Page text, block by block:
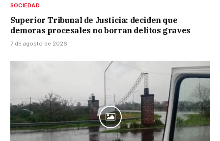
SOCIEDAD
Superior Tribunal de Justicia: deciden que
demoras procesales no borran delitos graves
7 de agosto de 2026